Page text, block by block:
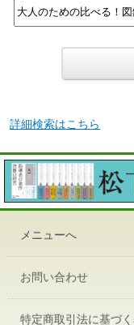
詳細検索はこちら
メニューへ
お問い合わせ
特定商取引法に基づ